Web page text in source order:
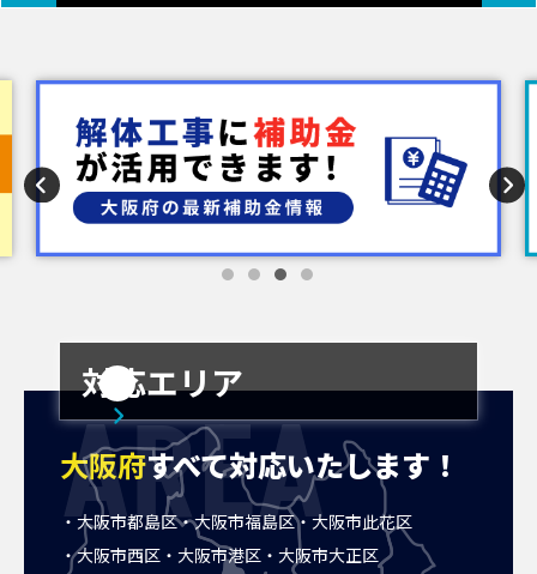
対応エリア
AREA
大阪府すべて対応いたします！
大阪市都島区 大阪市福島区
大阪市此花区
大阪市西区
大阪市港区
大阪市大正区